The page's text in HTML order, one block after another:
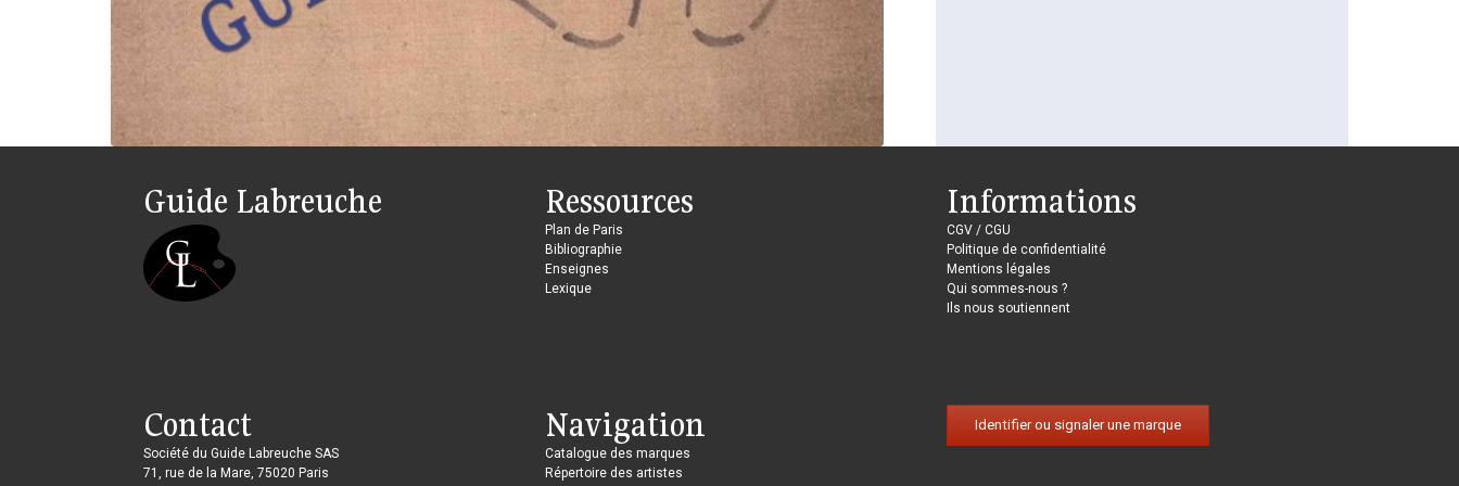
Guide Labreuche Ressources
Plan de Paris
Bibliographie
Enseignes
Lexique
Informations
CGV / CGU
Politique de confidentialité
Mentions légales
Qui sommes-nous ?
Ils nous soutiennent
Contact
Société du Guide Labreuche SAS
71, rue de la Mare, 75020 Paris
Navigation
Catalogue des marques
Répertoire des artistes
Identifier ou signaler une marque